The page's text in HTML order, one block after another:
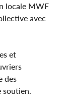
locale MWF
avec
et
des